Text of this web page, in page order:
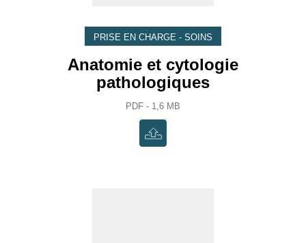
PRISE EN CHARGE - SOINS
Anatomie et cytologie
pathologiques
PDF - 1,6 MB